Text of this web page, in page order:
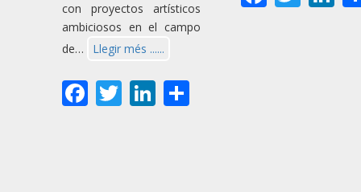
con proyectos artísticos
ambiciosos en el campo
de…
Llegir més ......
Facebook
TwitterLinkedIn